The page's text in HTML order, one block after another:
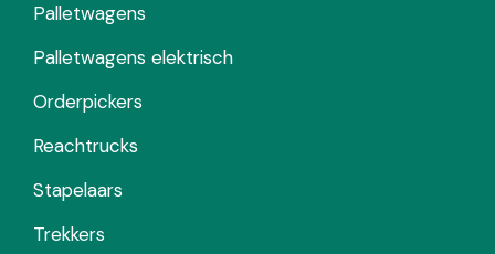
Palletwagens
Palletwagens elektrisch
Orderpickers
Reachtrucks
Stapelaars
Trekkers